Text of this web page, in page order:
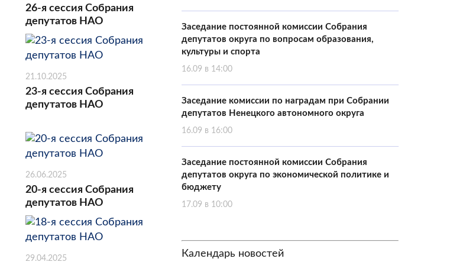
26-я сессия Собрания
депутатов НАО
21.10.2025
23-я сессия Собрания
депутатов НАО
26.06.2025
20-я сессия Собрания
депутатов НАО
29.04.2025
Заседание постоянной комиссии Собрания
депутатов округа по вопросам образования,
культуры и спорта
16.09 в 14:00
Заседание комиссии по наградам при Собрании
депутатов Ненецкого автономного округа
16.09 в 16:00
Заседание постоянной комиссии Собрания
депутатов округа по экономической политике и
бюджету
17.09 в 10:00
Календарь новостей